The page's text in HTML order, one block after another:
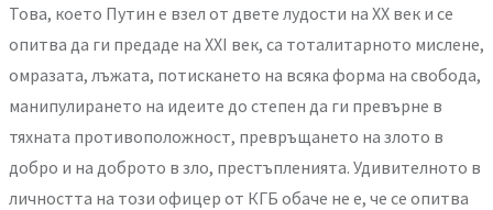
Това, което Путин е взел от двете лудости на ХХ век и се
опитва да ги предаде на ХХI век, са тоталитарното мислене,
омразата, лъжата, потискането на всяка форма на свобода,
манипулирането на идеите до степен да ги превърне в
тяхната противоположност, превръщането на злото в
добро и на доброто в зло, престъпленията. Удивителното в
личността на този офицер от КГБ обаче не е, че се опитва